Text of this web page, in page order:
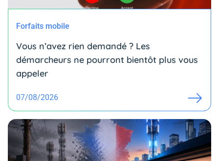
Forfaits mobile
Vous n’avez rien demandé ? Les
démarcheurs ne pourront bientôt plus vous
appeler
07/08/2026